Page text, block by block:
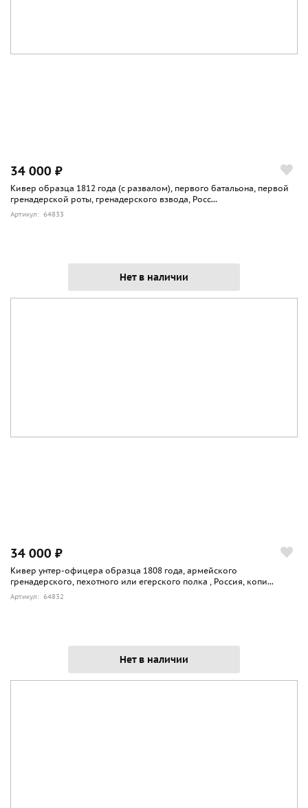
34 000 ₽
Кивер образца 1812 года (с развалом), первого батальона, первой
гренадерской роты, гренадерского взвода, Росс...
Артикул: 64833
Нет в наличии
34 000 ₽
Кивер унтер-офицера образца 1808 года, армейского
гренадерского, пехотного или егерского полка , Россия, копи...
Артикул: 64832
Нет в наличии